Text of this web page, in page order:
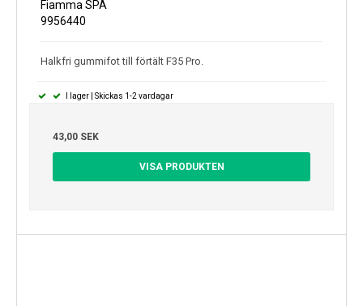
Fiamma SPA
9956440
Halkfri gummifot till förtält F35 Pro.
I lager | Skickas 1-2 vardagar
43,00 SEK
VISA PRODUKTEN